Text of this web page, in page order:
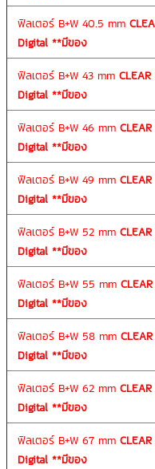
ฟิลเตอร์ B+W 40.5 mm
Digital **มีของ
ฟิลเตอร์ B+W 43 mmCLEAR
Digital **มีของ
ฟิลเตอร์ B+W 46 mmCLEAR
Digital **มีของ
ฟิลเตอร์ B+W 49 mmCLEAR
Digital **มีของ
ฟิลเตอร์ B+W 52 mmCLEAR
Digital **มีของ
ฟิลเตอร์ B+W 55 mmCLEAR
Digital **มีของ
ฟิลเตอร์ B+W 58 mmCLEAR
Digital **มีของ
ฟิลเตอร์ B+W 62 mmCLEAR
Digital **มีของ
ฟิลเตอร์ B+W 67 mmCLEAR
Digital **มีของ